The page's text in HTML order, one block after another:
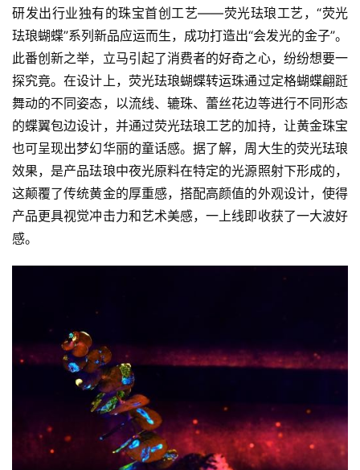
首
页
研发出行业独有的珠宝首创工艺——荧光珐琅工艺，“荧光
珐琅蝴蝶”系列新品应运而生，成功打造出“会发光的金子”。
此番创新之举，立马引起了消费者的好奇之心，纷纷想要一
探究竟。在设计上，荧光珐琅蝴蝶转运珠通过定格蝴蝶翩跹
舞动的不同姿态，以流线、辘珠、蕾丝花边等进行不同形态
的蝶翼包边设计，并通过荧光珐琅工艺的加持，让黄金珠宝
也可呈现出梦幻华丽的童话感。据了解，周大生的荧光珐琅
效果，是产品珐琅中夜光原料在特定的光源照射下形成的，
这颠覆了传统黄金的厚重感，搭配高颜值的外观设计，使得
产品更具视觉冲击力和艺术美感，一上线即收获了一大波好
感。